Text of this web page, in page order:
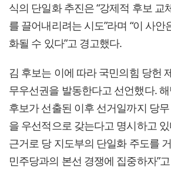
식의 단일화 추진은 “강제적 후보 교
를 끌어내리려는 시도”라며 “이 사안
화될 수 있다”고 경고했다.
김 후보는 이에 따라 국민의힘 당헌
무우선권을 발동한다고 선언했다.
후보가 선출된 이후 선거일까지 당
을 우선적으로 갖는다고 명시하고
근거로 당 지도부의 단일화 주도를
민주당과의 본선 경쟁에 집중하자”